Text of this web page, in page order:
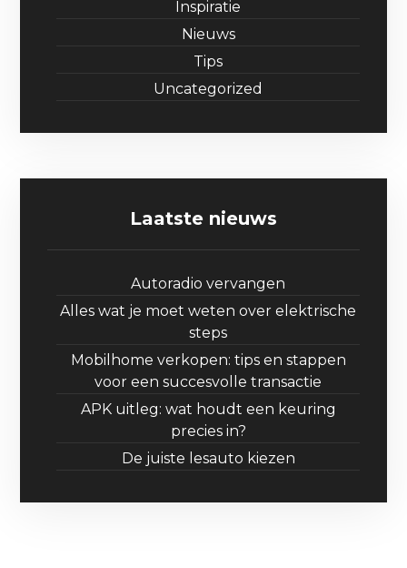
Inspiratie
Nieuws
Tips
Uncategorized
Laatste nieuws
Autoradio vervangen
Alles wat je moet weten over elektrische
steps
Mobilhome verkopen: tips en stappen
voor een succesvolle transactie
APK uitleg: wat houdt een keuring
precies in?
De juiste lesauto kiezen